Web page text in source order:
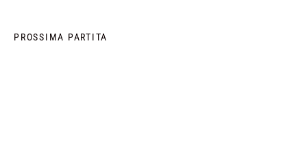
PROSSIMA PARTITA